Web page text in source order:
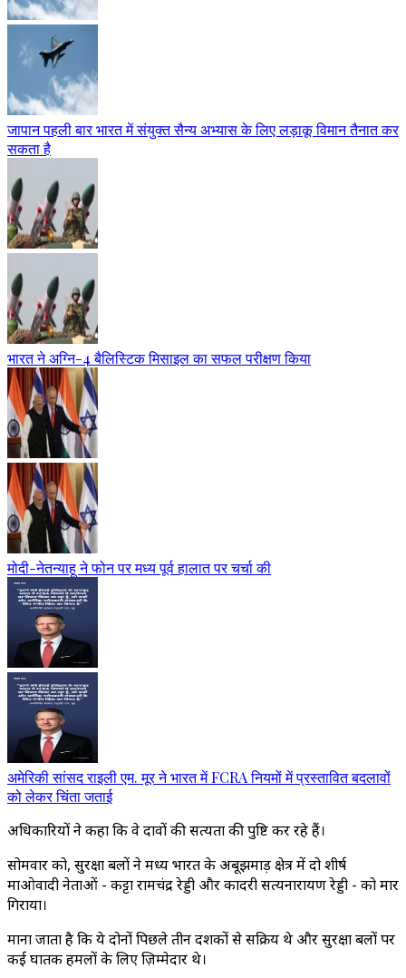
जापान पहली बार भारत में संयुक्त सैन्य अभ्यास के लिए लड़ाकू विमान तैनात कर
सकता है
भारत ने अग्नि-4 बैलिस्टिक मिसाइल का सफल परीक्षण किया
मोदी-नेतन्याहू ने फोन पर मध्य पूर्व हालात पर चर्चा की
अमेरिकी सांसद राइली एम. मूर ने भारत में FCRA नियमों में प्रस्तावित बदलावों
को लेकर चिंता जताई
अधिकारियों ने कहा कि वे दावों की सत्यता की पुष्टि कर रहे हैं।
सोमवार को, सुरक्षा बलों ने मध्य भारत के अबूझमाड़ क्षेत्र में दो शीर्ष
माओवादी नेताओं - कट्टा रामचंद्र रेड्डी और कादरी सत्यनारायण रेड्डी - को मार
गिराया।
माना जाता है कि ये दोनों पिछले तीन दशकों से सक्रिय थे और सुरक्षा बलों पर
कई घातक हमलों के लिए ज़िम्मेदार थे।